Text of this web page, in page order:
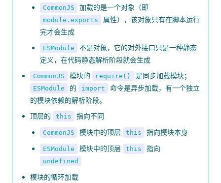
CommonJS 加载的是一个对象（即
module.exports
属性），该对象只有在脚本运行
完才会生成
ESModule
不是对象，它的对外接口只是一种静态
定义，在代码静态解析阶段就会生成
CommonJS 模块的 require() 是同步加载模块；
ESModule 的 import
命令是异步加载，有一个独立
的模块依赖的解析阶段。
顶层的
this 指向不同
CommonJS 模块中的顶层 this 指向模块本身
ESModule 模块中的顶层 this 指向
undefined
模块的循环加载